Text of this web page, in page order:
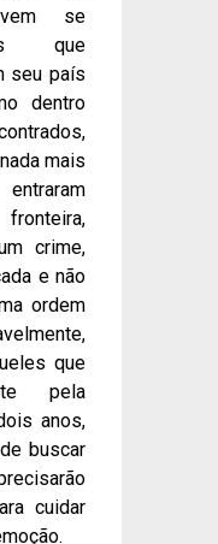
se
que
seu país
dentro
mais
crime,
e não
ordem
que
pela
anos,
buscar
cuidar